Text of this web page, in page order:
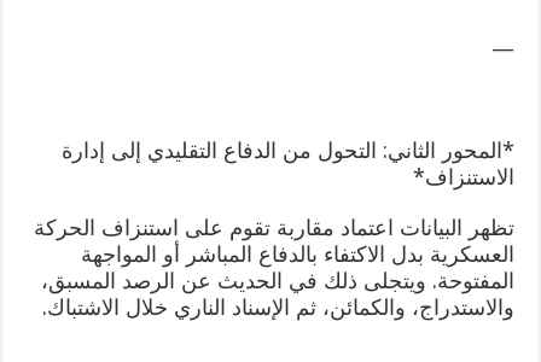
—
*المحور الثاني: التحول من الدفاع التقليدي إلى إدارة
الاستنزاف*
تظهر البيانات اعتماد مقاربة تقوم على استنزاف الحركة
العسكرية بدل الاكتفاء بالدفاع المباشر أو المواجهة
المفتوحة. ويتجلى ذلك في الحديث عن الرصد المسبق،
والاستدراج، والكمائن، ثم الإسناد الناري خلال الاشتباك.